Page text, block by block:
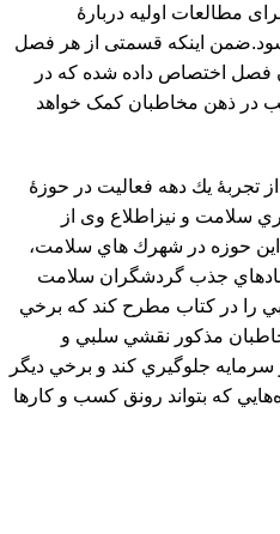
مطالعات اولیه دربارۀ
اینکه قسمتی از هر فصل
فصل اختصاص داده شده که در
در ذهن مخاطبان کمک خواهد
تجربۀ يك دهه فعاليت در حوزۀ
سلامت و نیزاطلاع وی از
حوزه در شهرك ‌هاي سلامت،
جذب گردشگران سلامت
را در کتاب مطرح کند كه برخي
مذکور نقشي سلبي و
سرمايه جلوگيري ‌کند و برخي ديگر
كه بتواند رونق كسب و كارها